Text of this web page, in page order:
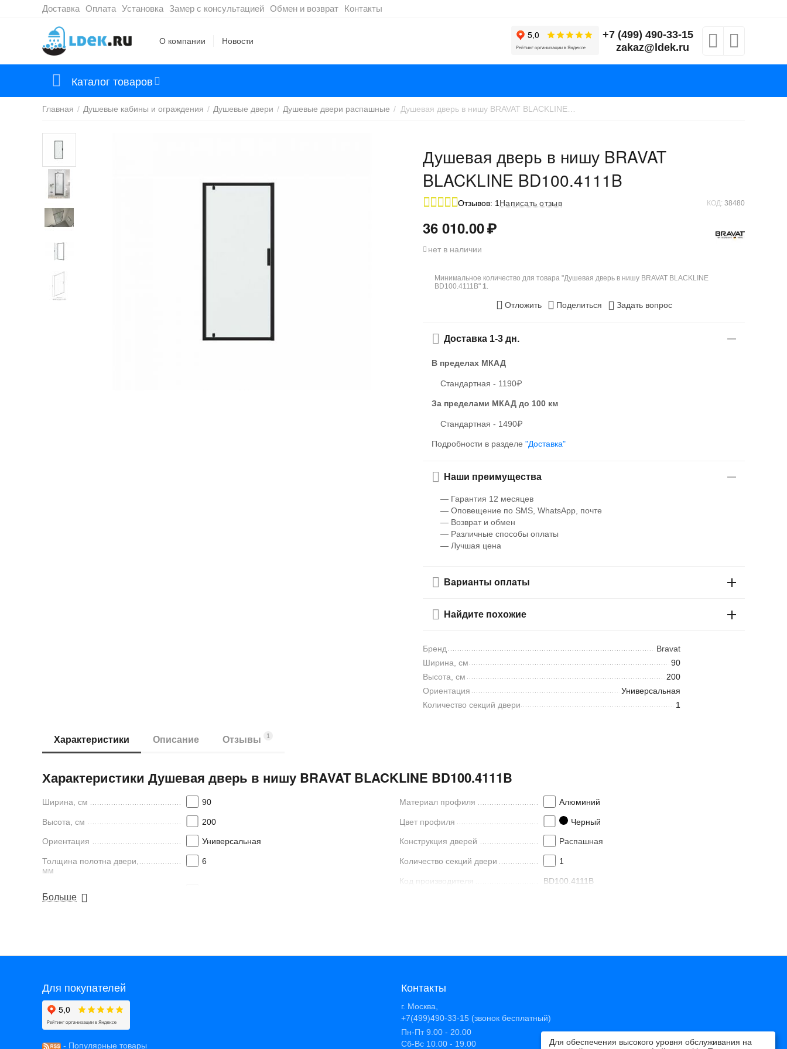
Доставка Оплата Установка Замер с консультацией Обмен и возврат Контакты
О компании Новости
+7 (499) 490-33-15
zakaz@ldek.ru
Каталог товаров
Главная / Душевые кабины и ограждения / Душевые двери / Душевые двери распашные /
Душевая дверь в нишу BRAVAT
BLACKLINE BD100.4111B
Отзывов: 1 Написать отзыв КОД: 38480
36 010.00₽
нет в наличии
Минимальное количество для товара "Душевая дверь в нишу BRAVAT BLACKLINE
BD100.4111B" 1.
Отложить Поделиться Задать вопрос
Доставка 1-3 дн.
В пределах МКАД
Стандартная - 1190₽
За пределами МКАД до 100 км
Стандартная - 1490₽
Подробности в разделе "Доставка"
Наши преимущества
— Гарантия 12 месяцев
— Оповещение по SMS, WhatsApp, почте
— Возврат и обмен
— Различные способы оплаты
— Лучшая цена
Варианты оплаты
Найдите похожие
Бренд
Bravat
Ширина, см
90
Высота, см
200
Ориентация
Универсальная
Количество секций двери
1
Характеристики Описание Отзывы 1
Характеристики Душевая дверь в нишу BRAVAT BLACKLINE BD100.4111B
Ширина, см 90
Высота, см 200
Ориентация Универсальная
Толщина полотна двери,
мм
6
двери
Материал профиля Алюминий
Цвет профиля Черный
Конструкция дверей Распашная
Количество секций двери 1
Код производителя BD100.4111B
Больше
Для покупателей
- Популярные товары
Контакты
г. Москва,
+7(499)490-33-15 (звонок бесплатный)
Пн-Пт 9.00 - 20.00
Сб-Вс 10.00 - 19.00
Для обеспечения высокого уровня обслуживания на